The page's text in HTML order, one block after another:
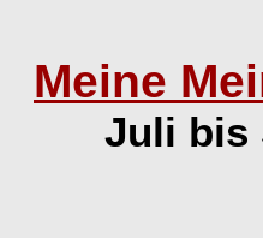
Meine
Juli bis